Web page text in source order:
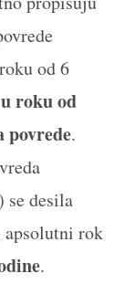
od 6
roku od
povrede.
se desila
rok
.